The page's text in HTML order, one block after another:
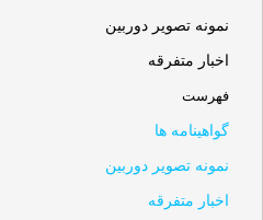
نمونه تصویر دوربین
اخبار متفرقه
فهرست
گواهینامه ها
نمونه تصویر دوربین
اخبار متفرقه